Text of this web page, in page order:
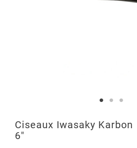
Ciseaux Iwasaky Karbon
6"